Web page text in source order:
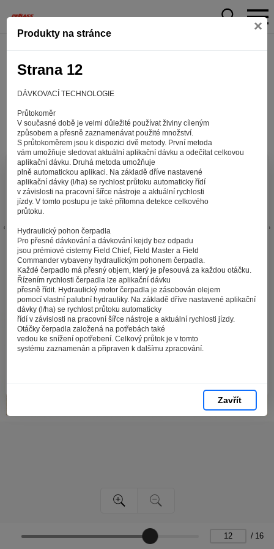
Produkty na stránce ×
Strana 12
DÁVKOVACÍ TECHNOLOGIE
Průtokoměr
V současné době je velmi důležité používat živiny cíleným
způsobem a přesně zaznamenávat použité množství.
S průtokoměrem jsou k dispozici dvě metody. První metoda
vám umožňuje sledovat aktuální aplikační dávku a odečítat celkovou
aplikační dávku. Druhá metoda umožňuje
plně automatickou aplikaci. Na základě dříve nastavené
aplikační dávky (l/ha) se rychlost průtoku automaticky řídí
v závislosti na pracovní šířce nástroje a aktuální rychlosti
jízdy. V tomto postupu je také přítomna detekce celkového
průtoku.
Hydraulický pohon čerpadla
Pro přesné dávkování a dávkování kejdy bez odpadu
jsou prémiové cisterny Field Chief, Field Master a Field
Commander vybaveny hydraulickým pohonem čerpadla.
Každé čerpadlo má přesný objem, který je přesouvá za každou otáčku.
Řízením rychlosti čerpadla lze aplikační dávku
přesně řídit. Hydraulický motor čerpadla je zásobován olejem
pomocí vlastní palubní hydrauliky. Na základě dříve nastavené aplikační
dávky (l/ha) se rychlost průtoku automaticky
řídí v závislosti na pracovní šířce nástroje a aktuální rychlosti jízdy.
Otáčky čerpadla založená na potřebách také
vedou ke snížení opotřebení. Celkový průtok je v tomto
systému zaznamenán a připraven k dalšímu zpracování.
Zavřít
/ 16
Aby web fungoval tak, jak ho znáte (souhlas
s cookies)
Záleží nám na tom, aby pro vás nakupování bylo co nejlepší
zážitkem. Abyste na našich stránkách rychle našli to, co
hledáte, ušetřili spoustu klikání a nezobrazovaly se vám
reklamy na věci, které vás nezajímají. Abyste web viděli
v zobrazení na které jste zvyklí a nemuseli se pokaždé
přihlašovat. Proto od vás potřebujeme souhlas se
zpracováním souborů cookies - malých souborů, které
se dočasně ukládají ve vašem prohlížeči. Stisknutím tlačítka
„V pořádku“ souhlasíte s nastavením cookies tak, abychom
vám poskytovali smysluplné a užitečné služby na základě
vašich údajů. Svůj souhlas můžete kdykoli změnit na stránce
zpracování osobních údajů.